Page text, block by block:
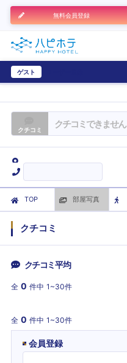
無料会員登録
ゲスト
クチコミ クチコミできません
TOP 部屋写真
クチコミ
クチコミ平均
全 0 件中 1~30件
全 0 件中 1~30件
会員登録